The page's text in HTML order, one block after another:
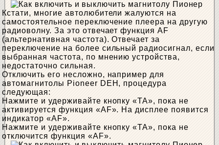
Кстати, многие автолюбители жалуются на
самостоятельное переключение плеера на другую
радиоволну. За это отвечает функция AF
(альтернативная частота). Отвечает за
переключение на более сильный радиосигнал, если
выбранная частота, по мнению устройства,
недостаточно сильная.
Отключить его несложно, например для
автомагнитолы Pioneer DEH, процедура
следующая:
Нажмите и удерживайте кнопку «TA», пока не
активируется функция «AF». На дисплее появится
индикатор «AF».
Нажмите и удерживайте кнопку «TA», пока не
отключится функция «AF».